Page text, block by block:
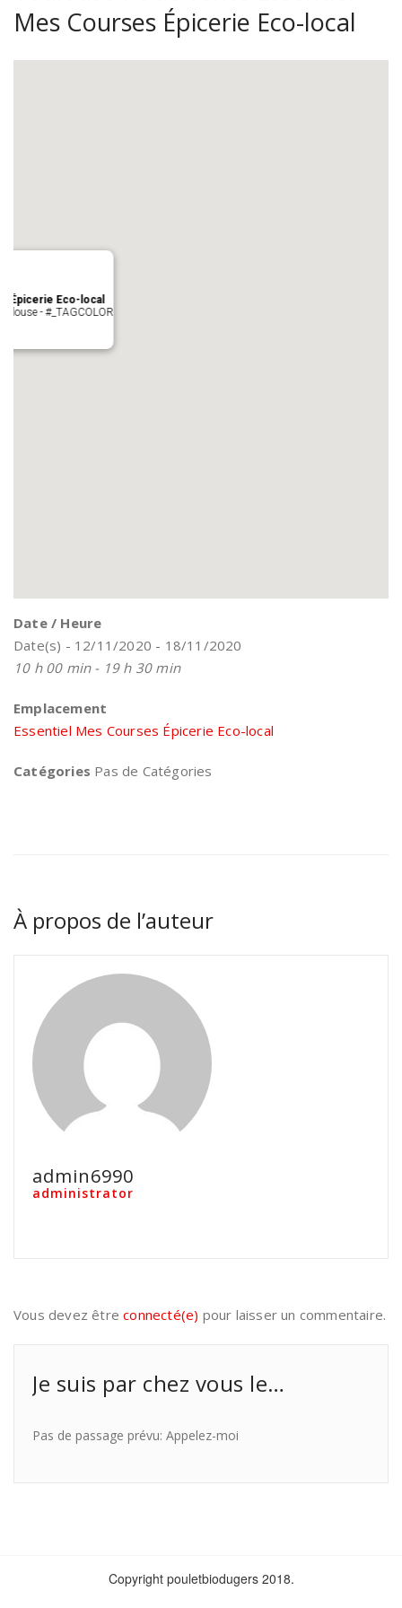
Mes Courses Épicerie Eco-local
Épicerie Eco-local
- #_TAGCOLOR
Date / Heure
Date(s) - 12/11/2020 - 18/11/2020
10 h 00 min - 19 h 30 min
Emplacement
Essentiel Mes Courses Épicerie Eco-local
Catégories Pas de Catégories
À propos de l’auteur
admin6990
administrator
Vous devez êtreconnecté(e) pour laisser un commentaire.
Je suis par chez vous le…
Pas de passage prévu: Appelez-moi
Copyright pouletbiodugers 2018.